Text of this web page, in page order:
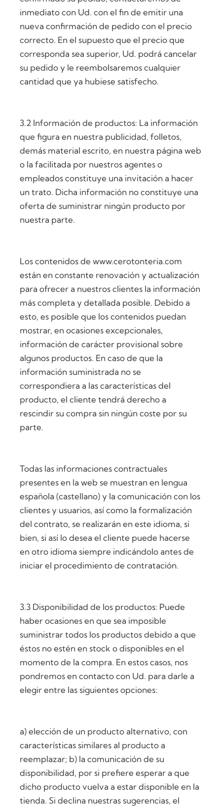
inmediato con Ud. con el fin de emitir una
nueva confirmación de pedido con el precio
correcto. En el supuesto que el precio que
corresponda sea superior, Ud. podrá cancelar
su pedido y le reembolsaremos cualquier
cantidad que ya hubiese satisfecho.
3.2 Información de productos: La información
que figura en nuestra publicidad, folletos,
demás material escrito, en nuestra página web
o la facilitada por nuestros agentes o
empleados constituye una invitación a hacer
un trato. Dicha información no constituye una
oferta de suministrar ningún producto por
nuestra parte.
Los contenidos de www.cerotonteria.com
están en constante renovación y actualización
para ofrecer a nuestros clientes la información
más completa y detallada posible. Debido a
esto, es posible que los contenidos puedan
mostrar, en ocasiones excepcionales,
información de carácter provisional sobre
algunos productos. En caso de que la
información suministrada no se
correspondiera a las características del
producto, el cliente tendrá derecho a
rescindir su compra sin ningún coste por su
parte.
Todas las informaciones contractuales
presentes en la web se muestran en lengua
española (castellano) y la comunicación con los
clientes y usuarios, así como la formalización
del contrato, se realizarán en este idioma, si
bien, si así lo desea el cliente puede hacerse
en otro idioma siempre indicándolo antes de
iniciar el procedimiento de contratación.
3.3 Disponibilidad de los productos: Puede
haber ocasiones en que sea imposible
suministrar todos los productos debido a que
éstos no estén en stock o disponibles en el
momento de la compra. En estos casos, nos
pondremos en contacto con Ud. para darle a
elegir entre las siguientes opciones:
a) elección de un producto alternativo, con
características similares al producto a
reemplazar; b) la comunicación de su
disponibilidad, por si prefiere esperar a que
dicho producto vuelva a estar disponible en la
tienda. Si declina nuestras sugerencias, el